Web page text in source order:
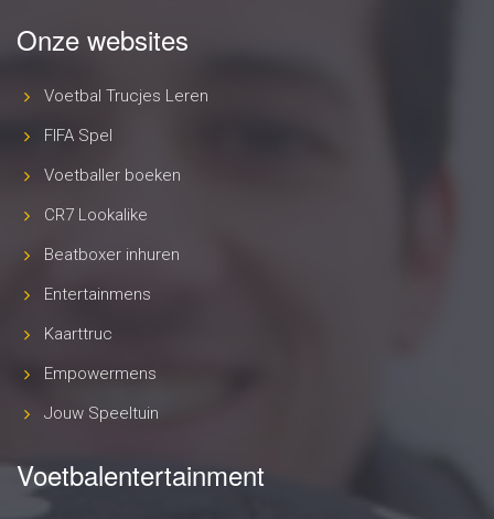
Onze websites
Voetbal Trucjes Leren
FIFA Spel
Voetballer boeken
CR7 Lookalike
Beatboxer inhuren
Entertainmens
Kaarttruc
Empowermens
Jouw Speeltuin
Voetbalentertainment